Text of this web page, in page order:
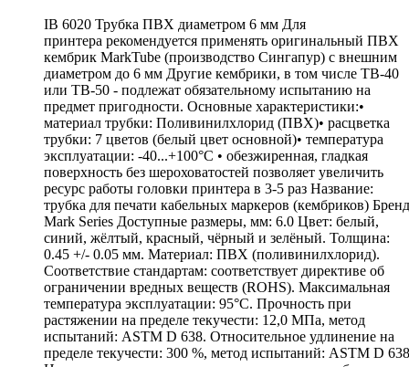
IB 6020 Трубка ПВХ диаметром 6 мм Для
принтера рекомендуется применять оригинальный ПВХ
кембрик MarkTube (производство Сингапур) с внешним
диаметром до 6 мм Другие кембрики, в том числе ТВ-40
или ТВ-50 - подлежат обязательному испытанию на
предмет пригодности. Основные характеристики:•
материал трубки: Поливинилхлорид (ПВХ)• расцветка
трубки: 7 цветов (белый цвет основной)• температура
эксплуатации: -40...+100°С • обезжиренная, гладкая
поверхность без шероховатостей позволяет увеличить
ресурс работы головки принтера в 3-5 раз Название:
трубка для печати кабельных маркеров (кембриков)
Mark Series Доступные размеры, мм: 6.0 Цвет: белый,
синий, жёлтый, красный, чёрный и зелёный. Толщина:
0.45 +/- 0.05 мм. Материал: ПВХ (поливинилхлорид).
Соответствие стандартам: соответствует директиве об
ограничении вредных веществ (ROHS). Максимальная
температура эксплуатации: 95°С. Прочность при
растяжении на пределе текучести: 12,0 МПа, метод
испытаний: ASTM D 638. Относительное удлинение на
пределе текучести: 300 %, метод испытаний: ASTM D